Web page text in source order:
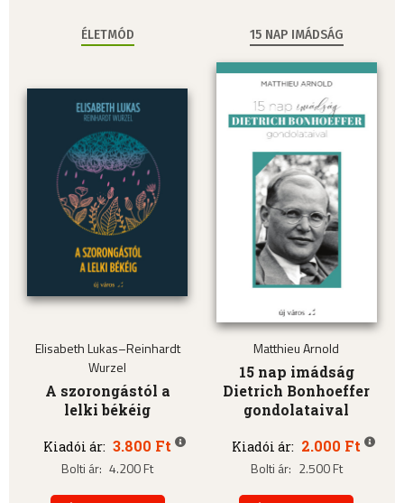
ÉLETMÓD
Elisabeth Lukas–Reinhardt
Wurzel
A szorongástól a
lelki békéig
Kiadói ár: 3.800 Ft
Bolti ár: 4.200 Ft
15 NAP IMÁDSÁG
Matthieu Arnold
15 nap imádság
Dietrich Bonhoeffer
gondolataival
Kiadói ár: 2.000 Ft
Bolti ár: 2.500 Ft